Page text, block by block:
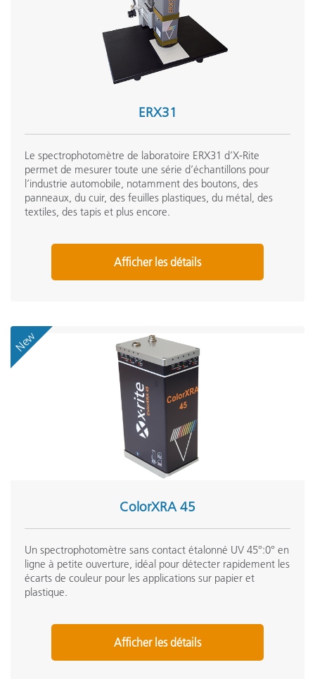
ERX31
Le spectrophotomètre de laboratoire ERX31 d’X-Rite
permet de mesurer toute une série d’échantillons pour
l’industrie automobile, notamment des boutons, des
panneaux, du cuir, des feuilles plastiques, du métal, des
textiles, des tapis et plus encore.
Afficher les détails
New
ColorXRA 45
Un spectrophotomètre sans contact étalonné UV 45°:0° en
ligne à petite ouverture, idéal pour détecter rapidement les
écarts de couleur pour les applications sur papier et
plastique.
Afficher les détails